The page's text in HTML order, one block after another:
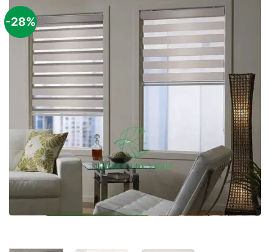
-28%